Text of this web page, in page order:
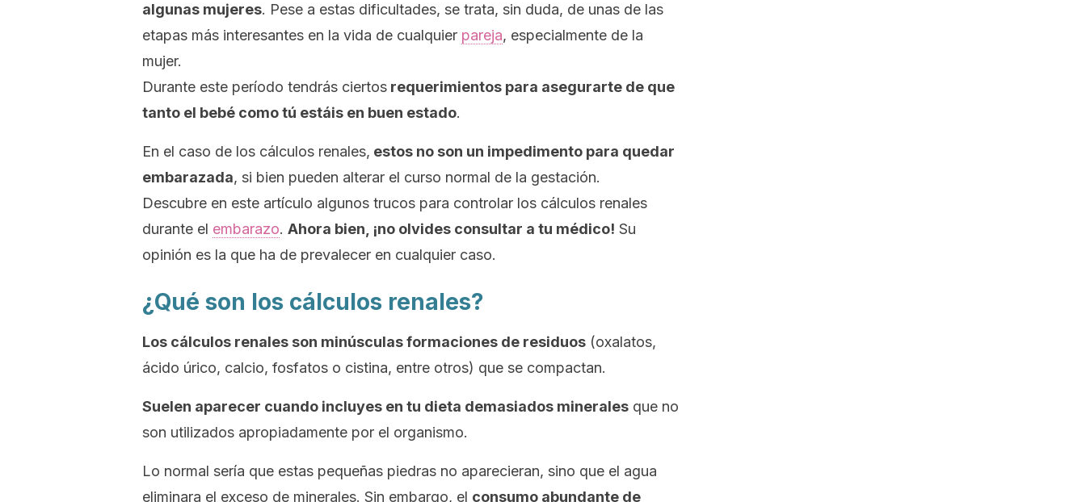
algunas mujeres. Pese a estas dificultades, se trata, sin duda, de unas de las
etapas más interesantes en la vida de cualquier pareja, especialmente de la
mujer.
Durante este período tendrás ciertos requerimientos para asegurarte de que
tanto el bebé como tú estáis en buen estado.
En el caso de los cálculos renales, estos no son un impedimento para quedar
embarazada, si bien pueden alterar el curso normal de la gestación.
Descubre en este artículo algunos trucos para controlar los cálculos renales
durante el embarazo. Ahora bien, ¡no olvides consultar a tu médico! Su
opinión es la que ha de prevalecer en cualquier caso.
¿Qué son los cálculos renales?
Los cálculos renales son minúsculas formaciones de residuos (oxalatos,
ácido úrico, calcio, fosfatos o cistina, entre otros) que se compactan.
Suelen aparecer cuando incluyes en tu dieta demasiados minerales que no
son utilizados apropiadamente por el organismo.
Lo normal sería que estas pequeñas piedras no aparecieran, sino que el agua
eliminara el exceso de minerales. Sin embargo, el consumo abundante de